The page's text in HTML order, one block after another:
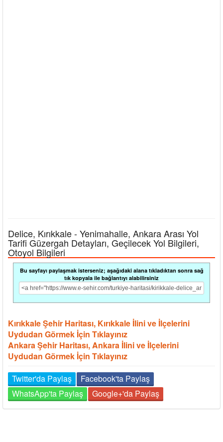
Delice, Kırıkkale - Yenimahalle, Ankara Arası Yol
Tarifi Güzergah Detayları, Geçilecek Yol Bilgileri,
Otoyol Bilgileri
Bu sayfayı paylaşmak isterseniz; aşağıdaki alana tıkladıktan sonra sağ
tık kopyala ile bağlantıyı alabilirsiniz
Kırıkkale Şehir Haritası, Kırıkkale İlini ve İlçelerini
Uydudan Görmek İçin Tıklayınız
Ankara Şehir Haritası, Ankara İlini ve İlçelerini
Uydudan Görmek İçin Tıklayınız
Twitter'da Paylaş
Facebook'ta Paylaş
WhatsApp'ta Paylaş
Google+'da Paylaş